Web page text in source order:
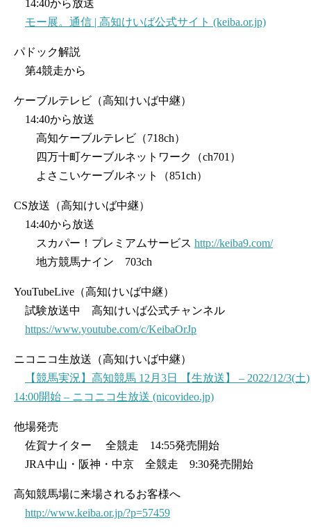
14:40から放送
モー展。通信 | 高知けいば公式サイト (keiba.or.jp)
パドック解説
第4競走から
ケーブルテレビ（高知けいば中継）
14:40から放送
高知ケーブルテレビ（718ch）
四万十町ケーブルネットワーク（ch701）
よさこいケーブルネット（851ch）
CS放送（高知けいば中継）
14:40から放送
スカパー！プレミアムサービス http://keiba9.com/
地方競馬ナイン 703ch
YouTubeLive（高知けいば中継）
試験放送中 高知けいば公式チャンネル
https://www.youtube.com/c/KeibaOrJp
ニコニコ生放送（高知けいば中継）
【競馬実況】高知競馬 12月3日 【生放送】 – 2022/12/3(土)
14:00開始 – ニコニコ生放送 (nicovideo.jp)
他場発売
佐賀ナイター 全競走 14:55発売開始
JRA中山・阪神・中京 全競走 9:30発売開始
高知競馬場に来場されるお客様へ
http://www.keiba.or.jp/?p=57459